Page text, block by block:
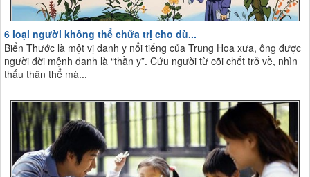
6 loại người không thể chữa trị cho dù...
Biển Thước là một vị danh y nổi tiếng của Trung Hoa xưa, ông được
người đời mệnh danh là “thần y”. Cứu người từ cõi chết trở về, nhìn
thấu thân thể mà...